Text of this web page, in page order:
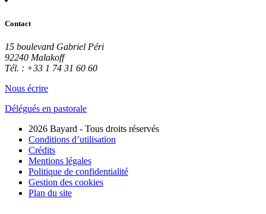
Contact
15 boulevard Gabriel Péri
92240 Malakoff
Tél. : +33 1 74 31 60 60
Nous écrire
Délégués en pastorale
2026 Bayard - Tous droits réservés
Conditions d’utilisation
Crédits
Mentions légales
Politique de confidentialité
Gestion des cookies
Plan du site